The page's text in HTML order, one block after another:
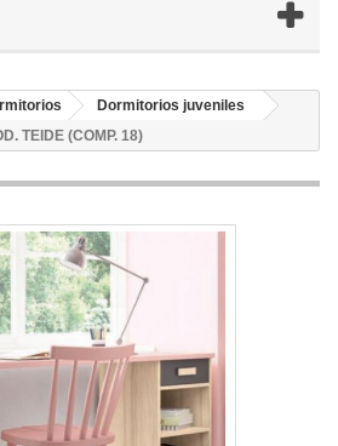
Dormitorios juveniles
TEIDE (COMP. 18)